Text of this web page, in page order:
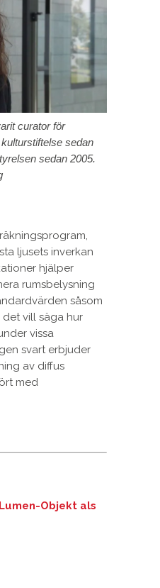
curator för
sedan
sedan 2005.
ljusets inverkan
hjälper
rumsbelysning
såsom
vill säga hur
vissa
svart erbjuder
av diffus
med
Objekt als